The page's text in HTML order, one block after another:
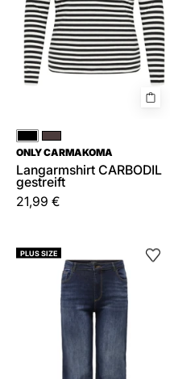
WILLY
Straight
Leg
PLUS SIZE
Schwarz
Rosa
ONLY CARMAKOMA
Langarmshirt CARBODIL
gestreift
21,99 €